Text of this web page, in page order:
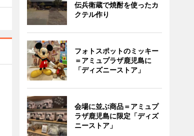
伝兵衛蔵で焼酎を使ったカ
クテル作り
フォトスポットのミッキー
＝アミュプラザ鹿児島に
「ディズニーストア」
会場に並ぶ商品＝アミュプ
ラザ鹿児島に限定「ディズ
ニーストア」